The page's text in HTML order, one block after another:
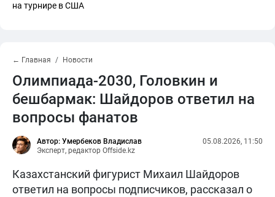
на турнире в США
← Главная Новости
Олимпиада-2030, Головкин и
бешбармак: Шайдоров ответил на
вопросы фанатов
Автор: Умербеков Владислав
Эксперт, редактор Offside.kz
05.08.2026, 11:50
Казахстанский фигурист Михаил Шайдоров
ответил на вопросы подписчиков, рассказал о